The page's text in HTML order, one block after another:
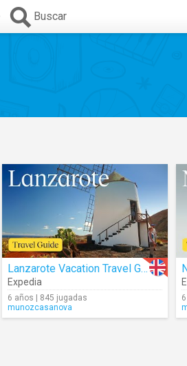
Buscar
Lanzarote Vacation Travel Guide
Expedia
6 años | 845 jugadas
munozcasanova